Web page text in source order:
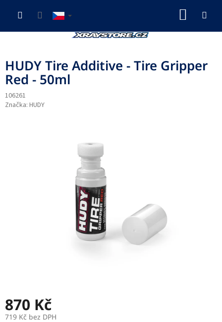
HUDY Tire Additive - Tire Gripper
Red - 50ml
106261
Značka: HUDY
870 Kč
719 Kč bez DPH